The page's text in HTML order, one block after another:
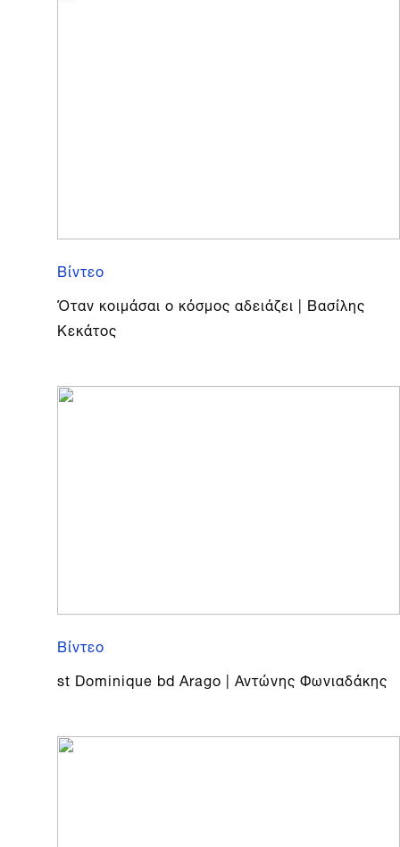
Βίντεο
Όταν κοιμάσαι ο κόσμος αδειάζει | Βασίλης
Κεκάτος
Βίντεο
st Dominique bd Arago | Αντώνης Φωνιαδάκης